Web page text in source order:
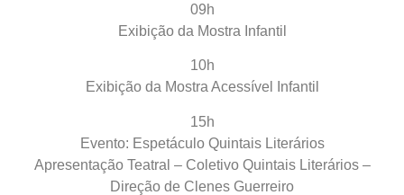
09h
Exibição da Mostra Infantil
10h
Exibição da Mostra Acessível Infantil
15h
Evento: Espetáculo Quintais Literários
Apresentação Teatral – Coletivo Quintais Literários –
Direção de Clenes Guerreiro